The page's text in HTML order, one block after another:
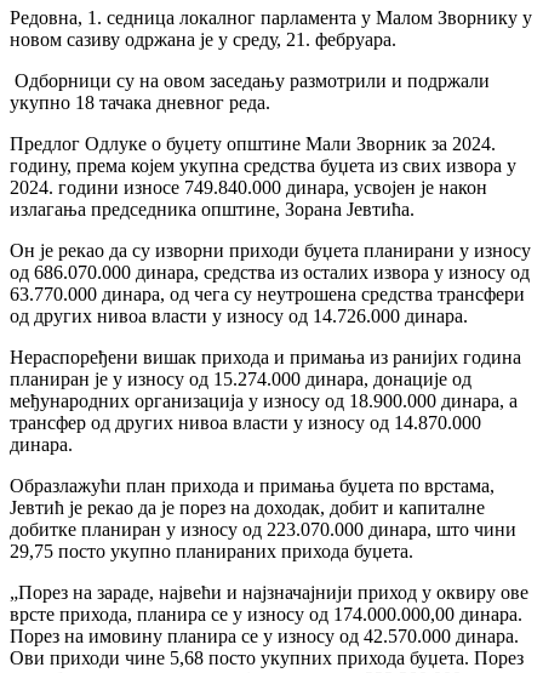
Редовна, 1. седница локалног парламента у Малом Зворнику у
новом сазиву одржана је у среду, 21. фебруара.
Одборници су на овом заседању размотрили и подржали
укупно 18 тачака дневног реда.
Предлог Одлуке о буџету општине Мали Зворник за 2024.
годину, према којем укупна средства буџета из свих извора у
2024. години износе 749.840.000 динара, усвојен је након
излагања председника општине, Зорана Јевтића.
Он је рекао да су изворни приходи буџета планирани у износу
од 686.070.000 динара, средства из осталих извора у износу од
63.770.000 динара, од чега су неутрошена средства трансфери
од других нивоа власти у износу од 14.726.000 динара.
Нераспоређени вишак прихода и примања из ранијих година
планиран је у износу од 15.274.000 динара, донације од
међународних организација у износу од 18.900.000 динара, а
трансфер од других нивоа власти у износу од 14.870.000
динара.
Образлажући план прихода и примања буџета по врстама,
Јевтић је рекао да је порез на доходак, добит и капиталне
добитке планиран у износу од 223.070.000 динара, што чини
29,75 посто укупно планираних прихода буџета.
„Порез на зараде, највећи и најзначајнији приход у оквиру ове
врсте прихода, планира се у износу од 174.000.000,00 динара.
Порез на имовину планира се у износу од 42.570.000 динара.
Ови приходи чине 5,68 посто укупних прихода буџета. Порез